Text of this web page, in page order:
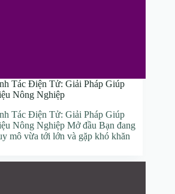
Tác Điện Tử: Giải Pháp Giúp
Nông Nghiệp
Tác Điện Tử: Giải Pháp Giúp
Nông Nghiệp Mở đầu Bạn đang
mô vừa tới lớn và gặp khó khăn